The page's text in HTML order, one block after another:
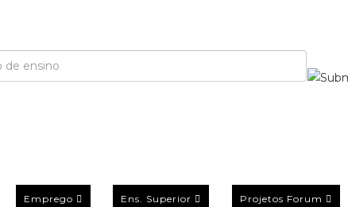
Emprego Ens. Superior Projetos Forum